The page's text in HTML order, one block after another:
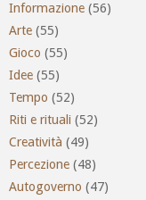
Informazione (56)
Arte (55)
Gioco (55)
Idee (55)
Tempo (52)
Riti e rituali (52)
Creatività (49)
Percezione (48)
Autogoverno (47)